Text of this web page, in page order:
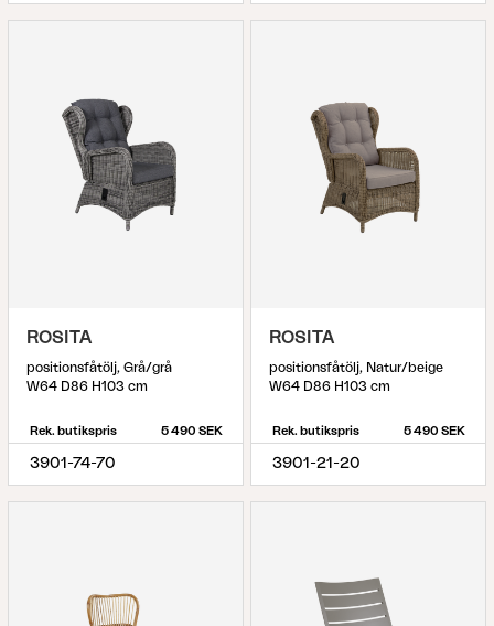
ROSITA
positionsfåtölj, Grå/grå
W64 D86 H103 cm
Rek. butikspris 5 490 SEK
3901-74-70
ROSITA
positionsfåtölj, Natur/beige
W64 D86 H103 cm
Rek. butikspris 5 490 SEK
3901-21-20